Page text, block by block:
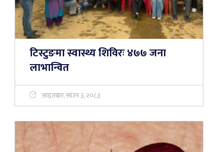
टिस्टुङमा स्वास्थ्य शिविरः ४७७ जना
लाभान्वित
आइतबार, साउन ३, २०८३